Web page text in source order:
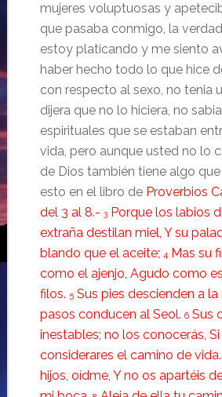
mujeres voluptuosas y
que pasaba conmigo, la
estoy platicando y me siento
haber hecho todo lo que hice
con respecto al sexo, no tenia
dijera que no lo hiciera, no
espirituales que se estaban
vida, pero aunque usted no lo
de Dios también tiene algo
esto en el libro de Proverbios
del 3 al 8.- 3Porque los labios
extraña destilan miel, Y su
blando que el aceite; 4Mas su
como el ajenjo, Agudo como
filos. 5Sus pies descienden a la
pasos conducen al Seol. 6Sus
inestables; no los conocerás, Si
considerares el camino de vida.
hijos, oídme, Y no os apartéis